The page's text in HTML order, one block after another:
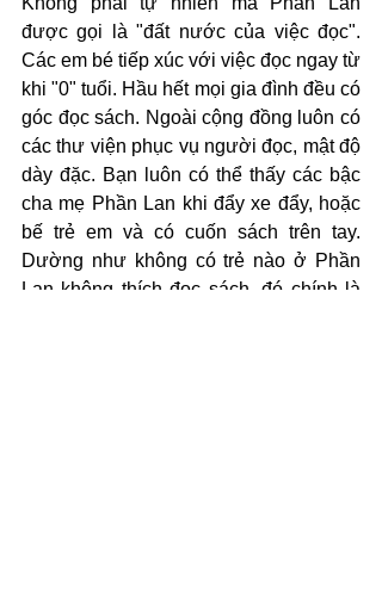
được gọi là "đất nước của việc đọc".
Các em bé tiếp xúc với việc đọc ngay từ
khi "0" tuổi. Hầu hết mọi gia đình đều có
góc đọc sách. Ngoài cộng đồng luôn có
các thư viện phục vụ người đọc, mật độ
dày đặc. Bạn luôn có thể thấy các bậc
cha mẹ Phần Lan khi đẩy xe đẩy, hoặc
bế trẻ em và có cuốn sách trên tay.
Dường như không có trẻ nào ở Phần
Lan không thích đọc sách, đó chính là